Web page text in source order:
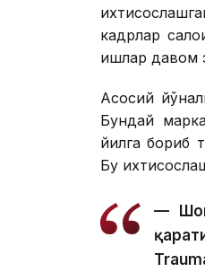
кадрлар
ишлар давом
Асосий
Бундай
йилга бориб
Бу
—